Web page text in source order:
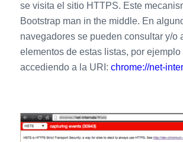
se visita el sitio HTTPS. Este
Bootstrap man in the middle. En
navegadores se pueden consultar y/o
elementos de estas listas, por ejemplo
accediendo a la URI: chrome://net-